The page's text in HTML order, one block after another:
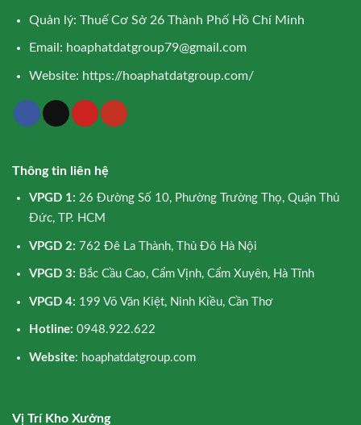
Quản lý: Thuế Cơ Sở 26 Thành Phố Hồ Chí Minh
Email: hoaphatdatgroup79@gmail.com
Website: https://hoaphatdatgroup.com/
Thông tin liên hệ
VPGD 1: 26 Đường Số 10, Phường Trường Thọ, Quận Thủ
Đức, TP. HCM
VPGD 2: 762 Đê La Thành, Thủ Đô Hà Nội
VPGD 3: Bắc Cầu Cao, Cẩm Vịnh, Cẩm Xuyên, Hà Tĩnh
VPGD 4: 199 Võ Văn Kiệt, Ninh Kiều, Cần Thơ
Hotline: 0948.922.622
Website: hoaphatdatgroup.com
Vị Trí Kho Xưởng